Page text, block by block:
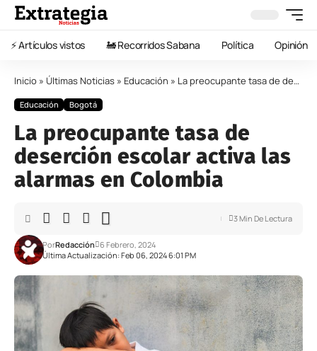
⚡️ Artículos vistos 🚂 Recorridos Sabana Política Opinión
Inicio » Últimas Noticias » Educación » La preocupante tasa de deserción escolar activa las alarmas en Colombia
Educación Bogotá
La preocupante tasa de
deserción escolar activa las
alarmas en Colombia
Última Actualización: Feb 06, 2024 6:01 PM
PorRedacción 6 Febrero, 2024
3 Min De Lectura